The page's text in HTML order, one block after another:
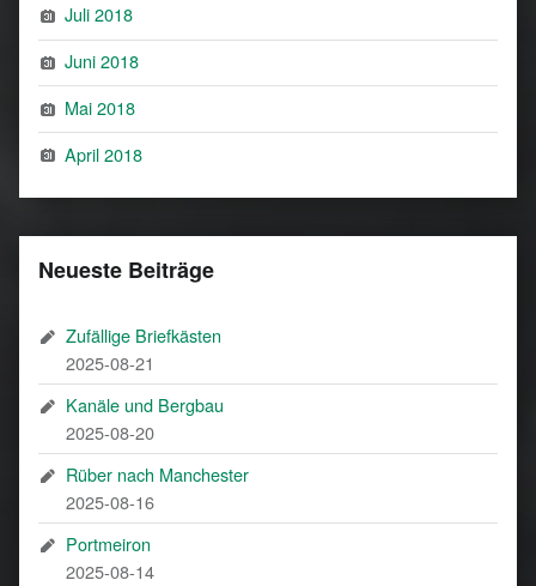
Juli 2018
Juni 2018
Mai 2018
April 2018
Neueste Beiträge
Zufällige Briefkästen
2025-08-21
Kanäle und Bergbau
2025-08-20
Rüber nach Manchester
2025-08-16
Portmeiron
2025-08-14